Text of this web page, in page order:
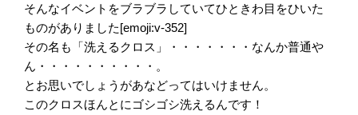
そんなイベントをブラブラしていてひときわ目をひいた
ものがありました[emoji:v-352]
その名も「洗えるクロス」・・・・・・・なんか普通や
ん・・・・・・・・・・。
とお思いでしょうがあなどってはいけません。
このクロスほんとにゴシゴシ洗えるんです！